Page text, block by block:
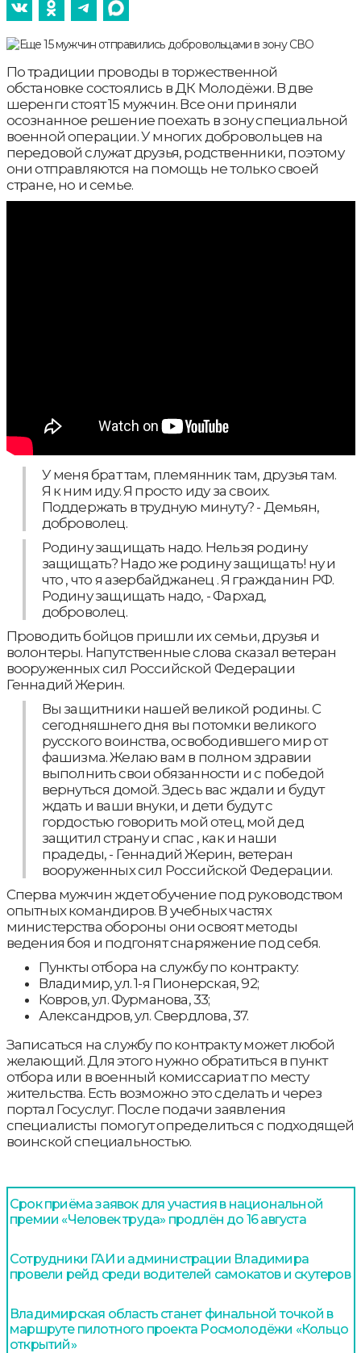
По традиции проводы в торжественной
обстановке состоялись в ДК Молодёжи. В две
шеренги стоят 15 мужчин. Все они приняли
осознанное решение поехать в зону специальной
военной операции. У многих добровольцев на
передовой служат друзья, родственники, поэтому
они отправляются на помощь не только своей
стране, но и семье.
У меня брат там, племянник там, друзья там.
Я к ним иду. Я просто иду за своих.
Поддержать в трудную минуту? - Демьян,
доброволец.
Родину защищать надо. Нельзя родину
защищать? Надо же родину защищать! ну и
что , что я азербайджанец . Я гражданин РФ.
Родину защищать надо, - Фархад,
доброволец.
Проводить бойцов пришли их семьи, друзья и
волонтеры. Напутственные слова сказал ветеран
вооруженных сил Российской Федерации
Геннадий Жерин.
Вы защитники нашей великой родины. С
сегодняшнего дня вы потомки великого
русского воинства, освободившего мир от
фашизма. Желаю вам в полном здравии
выполнить свои обязанности и с победой
вернуться домой. Здесь вас ждали и будут
ждать и ваши внуки, и дети будут с
гордостью говорить мой отец, мой дед
защитил страну и спас , как и наши
прадеды, - Геннадий Жерин, ветеран
вооруженных сил Российской Федерации.
Сперва мужчин ждет обучение под руководством
опытных командиров. В учебных частях
министерства обороны они освоят методы
ведения боя и подгонят снаряжение под себя.
Пункты отбора на службу по контракту:
Владимир, ул. 1-я Пионерская, 92;
Ковров, ул. Фурманова, 33;
Александров, ул. Свердлова, 37.
Записаться на службу по контракту может любой
желающий. Для этого нужно обратиться в пункт
отбора или в военный комиссариат по месту
жительства. Есть возможно это сделать и через
портал Госуслуг. После подачи заявления
специалисты помогут определиться с подходящей
воинской специальностью.
Срок приёма заявок для участия в национальной
премии «Человек труда» продлён до 16 августа
Сотрудники ГАИ и администрации Владимира
провели рейд среди водителей самокатов и скутеров
Владимирская область станет финальной точкой в
маршруте пилотного проекта Росмолодёжи «Кольцо
открытий»